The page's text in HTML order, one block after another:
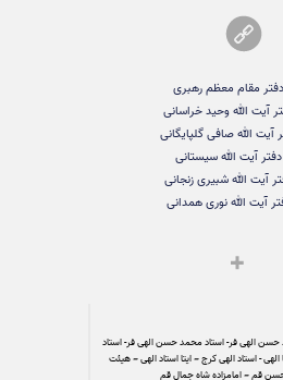
مقام معظم رهبری
آیت الله وحید خراسانی
آیت الله صافی گلپایگانی
آیت الله سیستانی
آیت الله شبیری زنجانی
آیت الله نوری همدانی
حسن الهی فر- استاد محمد حسن الهی فر- استاد
- استاد الهی کرج – ایتا استاد الهی – هیئت
قم – امامزاده شاه جمال قم